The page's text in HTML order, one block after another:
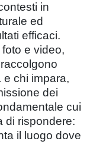
in
ed
efficaci.
e video,
chi impara,
dei
cui
di rispondere:
il luogo dove